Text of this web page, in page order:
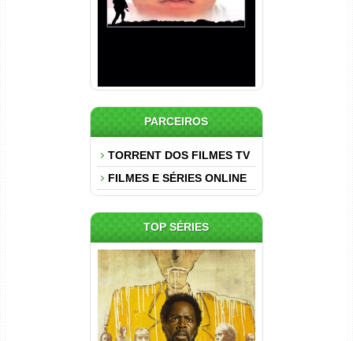
PARCEIROS
TORRENT DOS FILMES TV
FILMES E SÉRIES ONLINE
TOP SÉRIES